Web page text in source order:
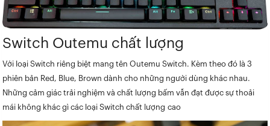
Switch Outemu chất lượng
Với loại Switch riêng biệt mang tên Outemu Switch. Kèm theo đó là 3
phiên bản Red, Blue, Brown dành cho những người dùng khác nhau.
Những cảm giác trải nghiệm và chất lượng bấm vẫn đạt được sự thoải
mái không khác gì các loại Switch chất lượng cao